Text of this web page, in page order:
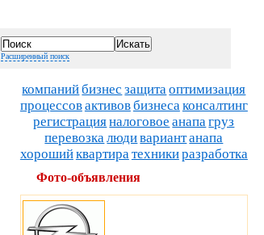
Расширенный поиск
компанийбизнес защитаоптимизация
процессовактивовбизнесаконсалтинг
регистрацияналоговое анапагруз
перевозкалюдивариантанапа
хорошийквартиратехникиразработка
Фото-объявления